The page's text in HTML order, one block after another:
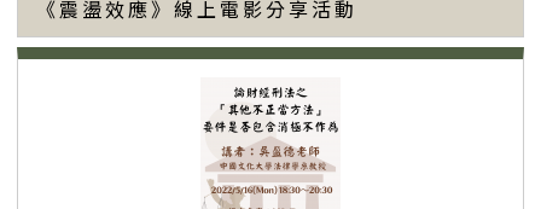
《震盪效應》線上電影分享活動